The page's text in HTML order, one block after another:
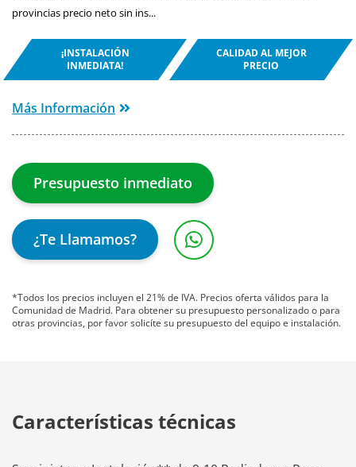
provincias precio neto sin ins...
¡INSTALACIÓN
INMEDIATA!
CALIDAD AL MEJOR
PRECIO
Más Información
Presupuesto inmediato
¿Te Llamamos?
*Todos los precios incluyen el 21% de IVA. Precios oferta válidos para la
Comunidad de Madrid. Para obtener su presupuesto personalizado o para
otras provincias, por favor solicíte su presupuesto del equipo e instalación.
Características técnicas